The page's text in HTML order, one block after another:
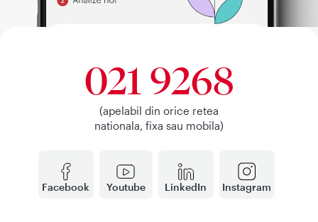
Facebook Youtube LinkedIn Instagram
021 9268
(apelabil din orice retea
nationala, fixa sau mobila)